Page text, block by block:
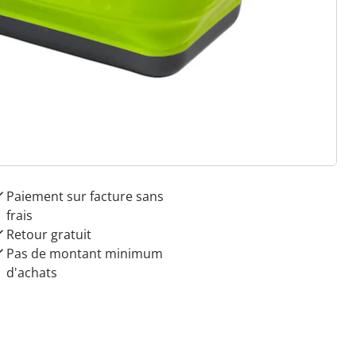
& Confort”
Paiement sur facture sans
frais
Retour gratuit
Pas de montant minimum
d'achats